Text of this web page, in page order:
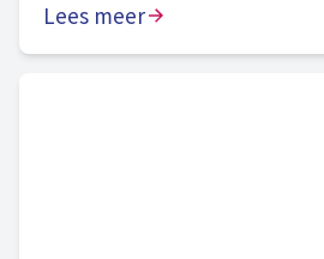
Lees meer